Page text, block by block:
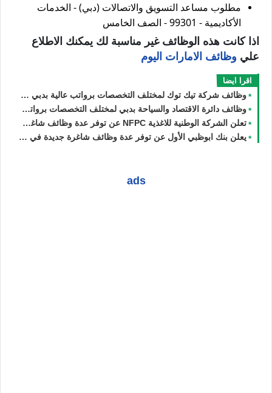
مطلوب مساعد التسويق والاتصالات (دبي) - الخدمات
الأكاديمية - 99301 - الصف الخامس
اذا كانت هذه الوظائف غير مناسبة لك يمكنك الاطلاع
علي وظائف الامارات اليوم
اقرا ايضا
وظائف شركة تيك توك لمختلف التخصصات برواتب عالية بدبي في الامارات
وظائف دائرة الاقتصاد والسياحة بدبي لمختلف التخصصات برواتب عالية للرجال والنساء في الامارات
تعلن الشركة الوطنية للاغذية NFPC عن توفر عدة وظائف شاغرة جديدة في مختلف التخصصات في الامارات لعام 2026
يعلن بنك ابوظبي الأول عن توفر عدة وظائف شاغرة جديدة في العديد من التخصصات للجنسيين في الامارات لعام 2026
ads